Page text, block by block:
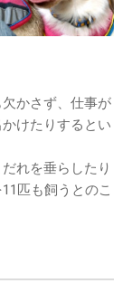
かさず、仕事が
けたりするとい
れを垂らしたり
匹も飼うとのこ